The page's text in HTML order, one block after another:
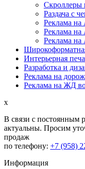
Скроллеры
Раздача с
Реклама
Реклама
Реклама
Интерьерная
Разработка и
Реклама на
Реклама на ЖД
x
В связи с постоянным
актуальны. Просим
продаж
по телефону: +7 (958)
Информация